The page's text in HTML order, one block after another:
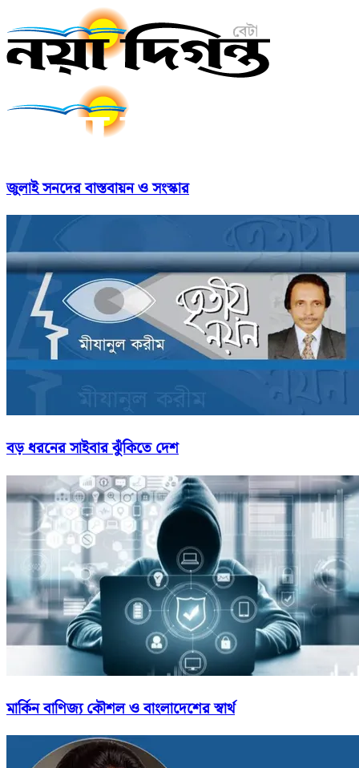
জুলাই সনদের বাস্তবায়ন ও সংস্কার
বড় ধরনের সাইবার ঝুঁকিতে দেশ
মার্কিন বাণিজ্য কৌশল ও বাংলাদেশের স্বার্থ